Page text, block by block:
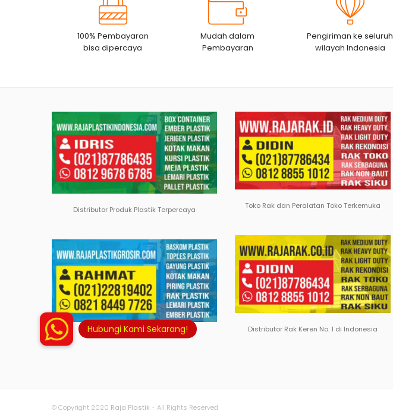
100% Pembayaran
bisa dipercaya
Mudah dalam
Pembayaran
Pengiriman ke seluruh
wilayah Indonesia
Distributor Produk Plastik Terpercaya Toko Rak dan Peralatan Toko Terkemuka
Distributor Rak Keren No. 1 di Indonesia
© Copyright 2020 Raja Plastik - All Rights Reserved